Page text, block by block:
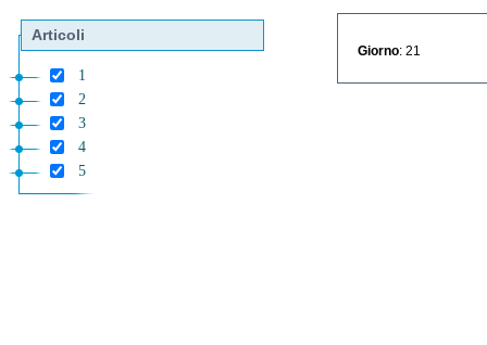
Articoli
1
2
3
4
5
Giorno : 21